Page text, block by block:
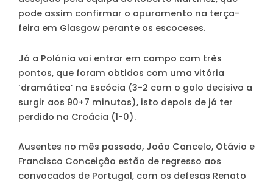
pode assim confirmar o apuramento na terça-
feira em Glasgow perante os escoceses.
Já a Polónia vai entrar em campo com três
pontos, que foram obtidos com uma vitória
‘dramática’ na Escócia (3-2 com o golo decisivo a
surgir aos 90+7 minutos), isto depois de já ter
perdido na Croácia (1-0).
Ausentes no mês passado, João Cancelo, Otávio e
Francisco Conceição estão de regresso aos
convocados de Portugal, com os defesas Renato